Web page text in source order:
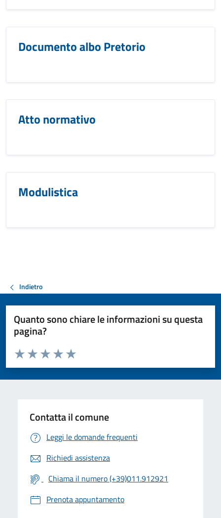
Documento albo Pretorio
Atto normativo
Modulistica
Indietro
Quanto sono chiare le informazioni su questa
pagina?
Valuta da 1 a 5 stelle la pagina
Valuta 5 stelle su 5
Valuta 4 stelle su 5
Valuta 3 stelle su 5
Valuta 2 stelle su 5
Valuta 1 stelle su 5
Contatta il comune
Leggi le domande frequenti
Richiedi assistenza
Chiama il numero (+39)011.912921
Prenota appuntamento